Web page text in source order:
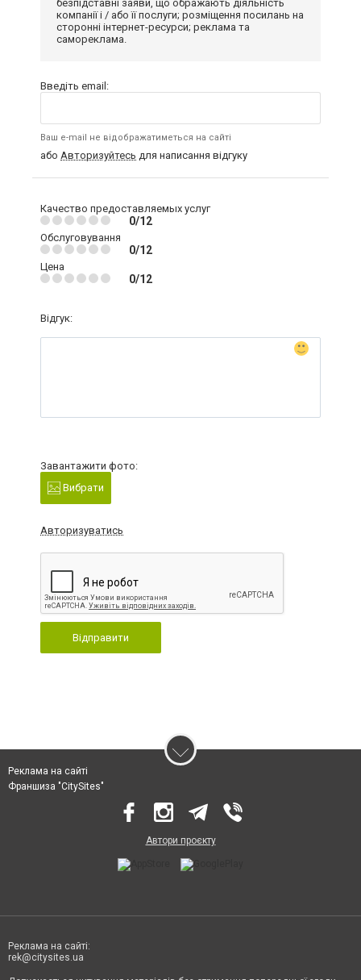
безпідставні заяви, що ображають діяльність
компанії і / або її послуги; розміщення посилань на
сторонні інтернет-ресурси; реклама та
самореклама.
Введіть email:
Ваш e-mail не відображатиметься на сайті
або Авторизуйтесь для написання відгуку
Качество предоставляемых услуг
0/12
Обслуговування
0/12
Цена
0/12
Відгук:
Завантажити фото:
Вибрати
Авторизуватись
Відправити
Реклама на сайті
Франшиза "CitySites"
Автори проєкту
Реклама на сайті:
rek@citysites.ua